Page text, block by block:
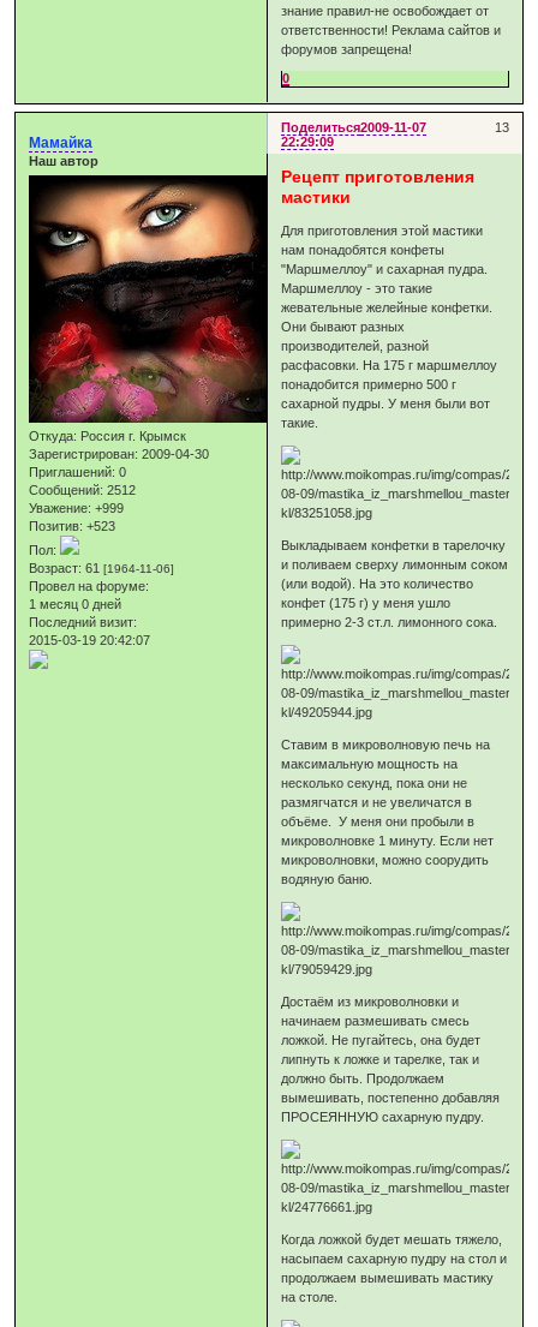
знание правил-не освобождает от
ответственности! Реклама сайтов и
форумов запрещена!
0
Поделиться 13
2009-11-07
22:29:09
Мамайка
Наш автор
Откуда: Россия г. Крымск
Зарегистрирован: 2009-04-30
Приглашений: 0
Сообщений: 2512
Уважение: +999
Позитив: +523
Пол:
Возраст: 61[1964-11-06]
Провел на форуме:
1 месяц 0 дней
Последний визит:
2015-03-19 20:42:07
Рецепт приготовления
мастики
Для приготовления этой мастики
нам понадобятся конфеты
"Маршмеллоу" и сахарная пудра.
Маршмеллоу - это такие
жевательные желейные конфетки.
Они бывают разных
производителей, разной
расфасовки. На 175 г маршмеллоу
понадобится примерно 500 г
сахарной пудры. У меня были вот
такие.
Выкладываем конфетки в тарелочку
и поливаем сверху лимонным соком
(или водой). На это количество
конфет (175 г) у меня ушло
примерно 2-3 ст.л. лимонного сока.
Ставим в микроволновую печь на
максимальную мощность на
несколько секунд, пока они не
размягчатся и не увеличатся в
объёме. У меня они пробыли в
микроволновке 1 минуту. Если нет
микроволновки, можно соорудить
водяную баню.
Достаём из микроволновки и
начинаем размешивать смесь
ложкой. Не пугайтесь, она будет
липнуть к ложке и тарелке, так и
должно быть. Продолжаем
вымешивать, постепенно добавляя
ПРОСЕЯННУЮ сахарную пудру.
Когда ложкой будет мешать тяжело,
насыпаем сахарную пудру на стол и
продолжаем вымешивать мастику
на столе.